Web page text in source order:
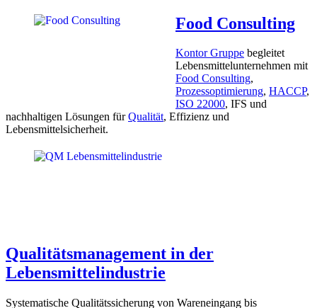
Food Consulting
Kontor Gruppe begleitet
Lebensmittelunternehmen mit
Food Consulting,
Prozessoptimierung, HACCP,
ISO 22000, IFS und
nachhaltigen Lösungen fürQualität, Effizienz und
Lebensmittelsicherheit.
Qualitätsmanagement in der
Lebensmittelindustrie
Systematische Qualitätssicherung von Wareneingang bis